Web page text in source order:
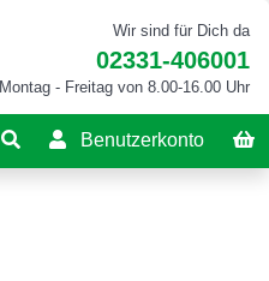
Wir sind für Dich da
02331-406001
Montag - Freitag von 8.00-16.00 Uhr
Benutzerkonto